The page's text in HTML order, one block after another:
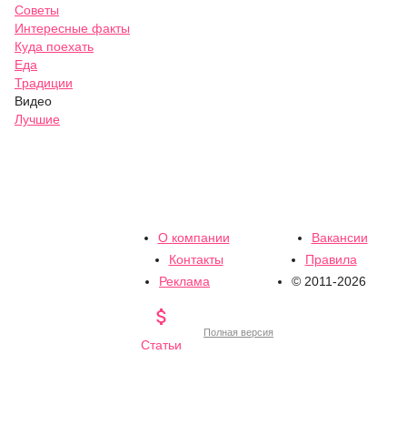
Советы
Интересные факты
Куда поехать
Еда
Традиции
Видео
Лучшие
О компании
Вакансии
Контакты
Правила
Реклама
© 2011-2026

Статьи
Полная версия